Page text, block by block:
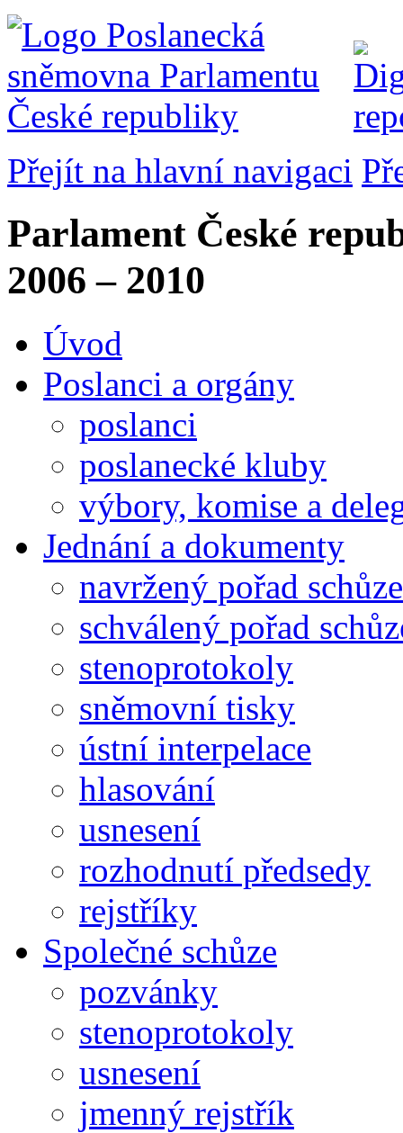
Přejít na hlavní navigaci
Parlament České
2006 – 2010
Úvod
Poslanci a orgány
poslanci
poslanecké kluby
výbory, komise a
Jednání a dokumenty
navržený pořad schůze
schválený pořad
stenoprotokoly
sněmovní tisky
ústní interpelace
hlasování
usnesení
rozhodnutí předsedy
rejstříky
Společné schůze
pozvánky
stenoprotokoly
usnesení
jmenný rejstřík